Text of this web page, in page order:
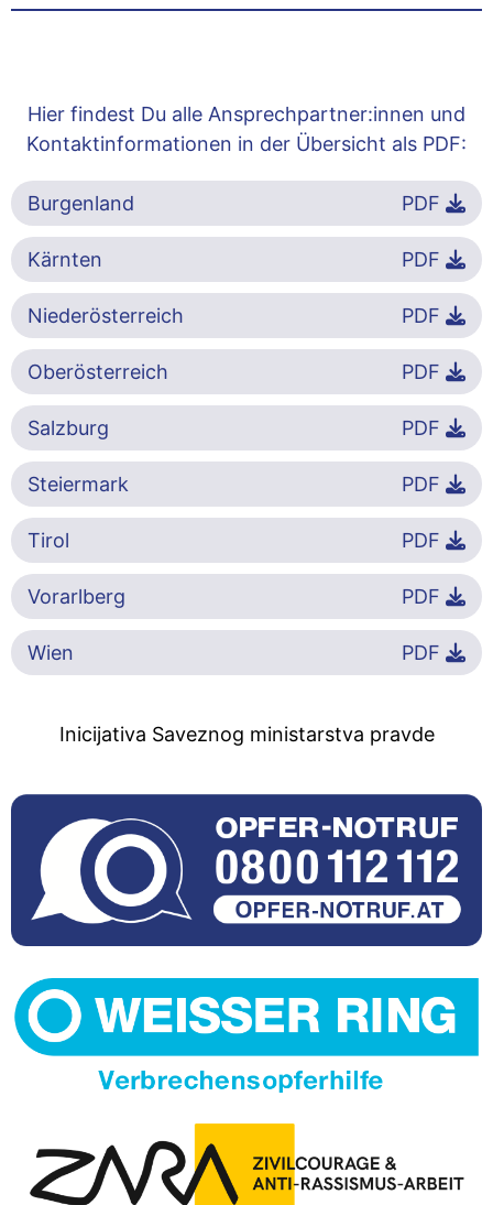
Hier findest Du alle Ansprechpartner:innen und
Kontaktinformationen in der Übersicht als PDF:
Burgenland PDF
Kärnten PDF
Niederösterreich PDF
Oberösterreich PDF
Salzburg PDF
Steiermark PDF
Tirol PDF
Vorarlberg PDF
Wien PDF
Inicijativa Saveznog ministarstva pravde